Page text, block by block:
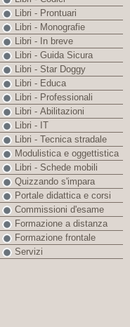
Libri - Prontuari
Libri - Monografie
Libri - In breve
Libri - Guida Sicura
Libri - Star Doggy
Libri - Educa
Libri - Professionali
Libri - Abilitazioni
Libri - IT
Libri - Tecnica stradale
Modulistica e oggettistica
Libri - Schede mobili
Quizzando s'impara
Portale didattica e corsi
Commissioni d'esame
Formazione a distanza
Formazione frontale
Servizi